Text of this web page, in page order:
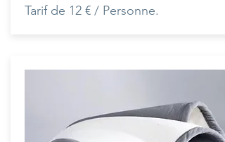
Tarif de 12 € / Personne.